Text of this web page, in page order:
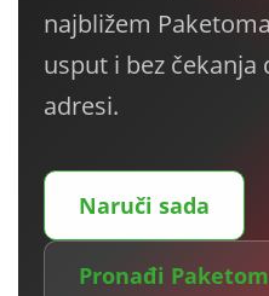
najbližem
usput i bez čekanja
adresi.
Naruči sada
Pronađi